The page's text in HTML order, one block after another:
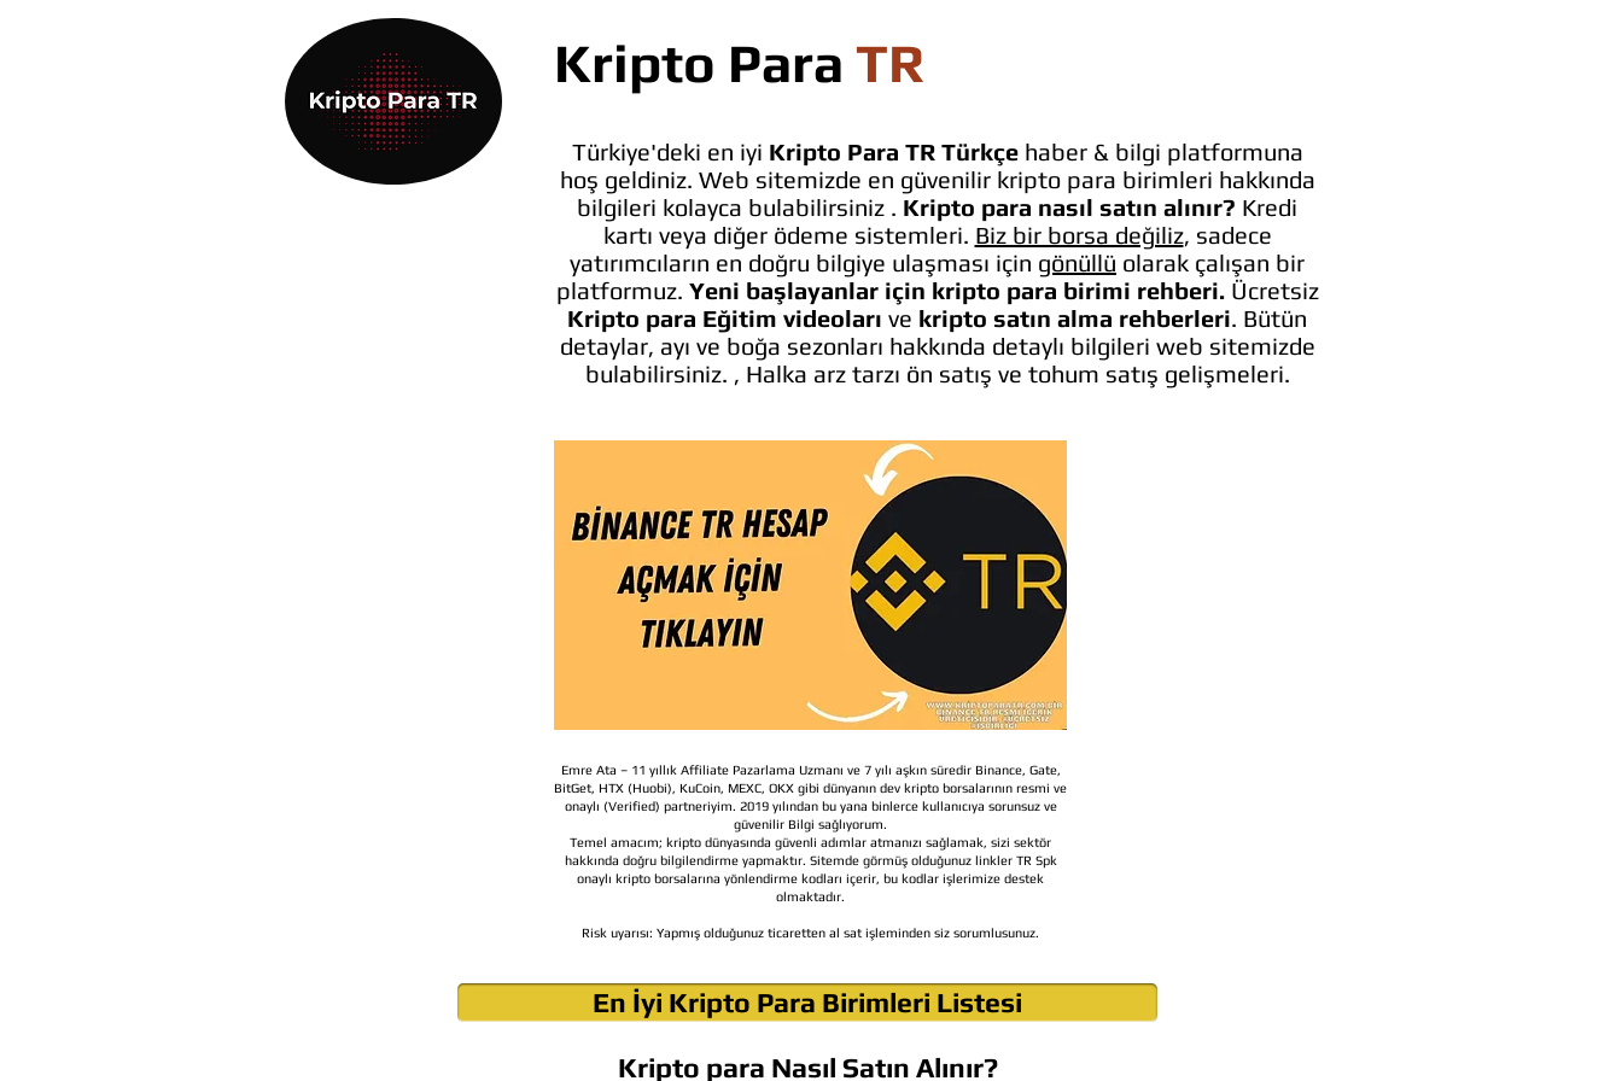
Kripto Para TR
Türkiye'deki en iyi Kripto Para TR Türkçe haber & bilgi platformuna
hoş geldiniz. Web sitemizde en güvenilir kripto para birimleri hakkında
bilgileri kolayca bulabilirsiniz . Kripto para nasıl satın alınır? Kredi
kartı veya diğer ödeme sistemleri. Biz bir borsa değiliz, sadece
yatırımcıların en doğru bilgiye ulaşması için gönüllü olarak çalışan bir
platformuz. Yeni başlayanlar için kripto para birimi rehberi. Ücretsiz
Kripto para Eğitim videoları ve kripto satın alma rehberleri. Bütün
detaylar, ayı ve boğa sezonları hakkında detaylı bilgileri web sitemizde
bulabilirsiniz. , Halka arz tarzı ön satış ve tohum satış gelişmeleri.
Emre Ata – 11 yıllık Affiliate Pazarlama Uzmanı ve 7 yılı aşkın süredir Binance, Gate,
BitGet, HTX (Huobi), KuCoin, MEXC, OKX gibi dünyanın dev kripto borsalarının resmi ve
onaylı (Verified) partneriyim. 2019 yılından bu yana binlerce kullanıcıya sorunsuz ve
güvenilir Bilgi sağlıyorum.
Temel amacım; kripto dünyasında güvenli adımlar atmanızı sağlamak, sizi sektör
hakkında doğru bilgilendirme yapmaktır. Sitemde görmüş olduğunuz linkler TR Spk
onaylı kripto borsalarına yönlendirme kodları içerir, bu kodlar işlerimize destek
olmaktadır.
Risk uyarısı: Yapmış olduğunuz ticaretten al sat işleminden siz sorumlusunuz.
En İyi Kripto Para Birimleri Listesi
Kripto para Nasıl Satın Alınır?